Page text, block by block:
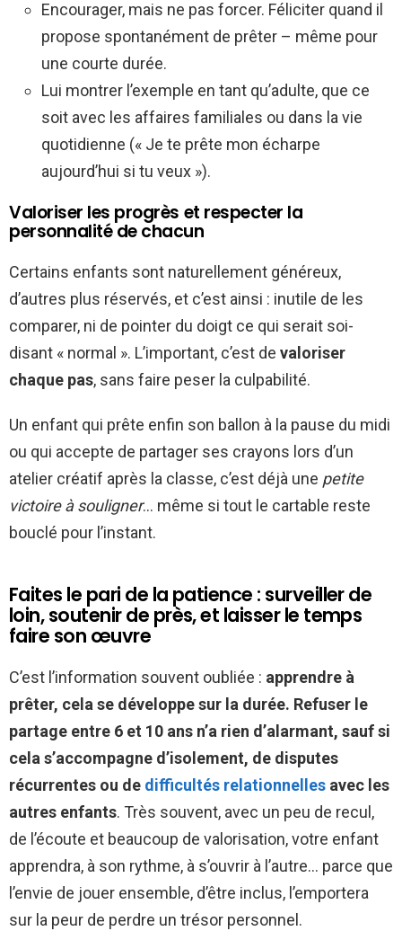
Encourager, mais ne pas forcer. Féliciter quand il
propose spontanément de prêter – même pour
une courte durée.
Lui montrer l’exemple en tant qu’adulte, que ce
soit avec les affaires familiales ou dans la vie
quotidienne (« Je te prête mon écharpe
aujourd’hui si tu veux »).
Valoriser les progrès et respecter la
personnalité de chacun
Certains enfants sont naturellement généreux,
d’autres plus réservés, et c’est ainsi : inutile de les
comparer, ni de pointer du doigt ce qui serait soi-
disant « normal ». L’important, c’est de valoriser
chaque pas, sans faire peser la culpabilité.
Un enfant qui prête enfin son ballon à la pause du midi
ou qui accepte de partager ses crayons lors d’un
atelier créatif après la classe, c’est déjà une petite
victoire à souligner… même si tout le cartable reste
bouclé pour l’instant.
Faites le pari de la patience : surveiller de
loin, soutenir de près, et laisser le temps
faire son œuvre
C’est l’information souvent oubliée : apprendre à
prêter, cela se développe sur la durée. Refuser le
partage entre 6 et 10 ans n’a rien d’alarmant, sauf si
cela s’accompagne d’isolement, de disputes
récurrentes ou de difficultés relationnelles avec les
autres enfants. Très souvent, avec un peu de recul,
de l’écoute et beaucoup de valorisation, votre enfant
apprendra, à son rythme, à s’ouvrir à l’autre… parce que
l’envie de jouer ensemble, d’être inclus, l’emportera
sur la peur de perdre un trésor personnel.